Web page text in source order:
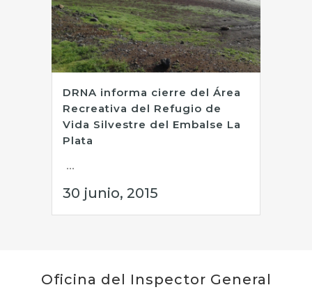
DRNA informa cierre del Área
Recreativa del Refugio de
Vida Silvestre del Embalse La
Plata
...
30 junio, 2015
Oficina del Inspector General